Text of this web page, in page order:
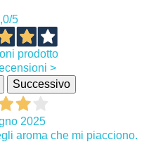
/5
prodotto
>
Successivo
2025
aroma che mi piacciono.